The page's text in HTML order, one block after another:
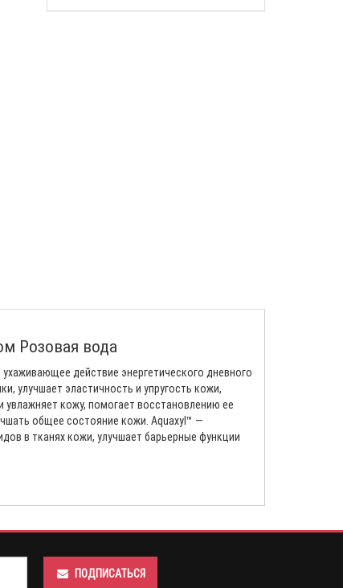
Розовая вода
действие энергетического дневного
улучшает эластичность и упругость кожи,
кожу, помогает восстановлению ее
общее состояние кожи. Aquaxyl™ —
в тканях кожи, улучшает барьерные функции
ПОДПИСАТЬСЯ